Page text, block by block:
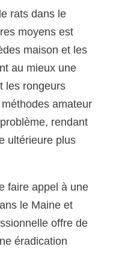
rats dans le
moyens est
maison et les
au mieux une
les rongeurs
amateur
rendant
ultérieure plus
faire appel à une
le Maine et
offre de
éradication